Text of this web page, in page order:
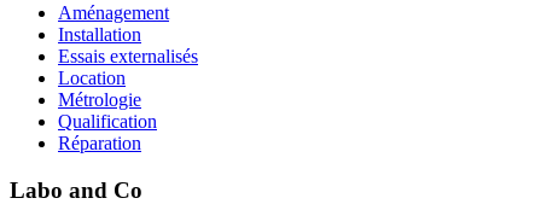
Aménagement
Installation
Essais externalisés
Location
Métrologie
Qualification
Réparation
Labo and Co